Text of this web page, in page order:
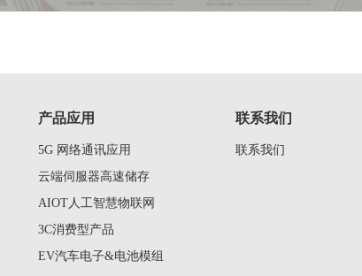
产品应用
5G 网络通讯应用
云端伺服器高速储存
AIOT人工智慧物联网
3C消费型产品
EV汽车电子&电池模组
联系我们
联系我们